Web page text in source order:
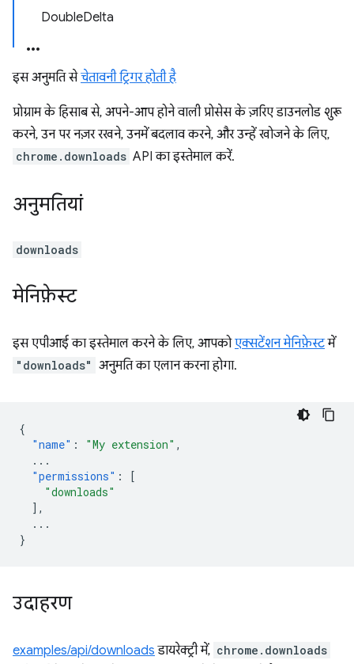
DoubleDelta
इस अनुमति सेचेतावनी ट्रिगर होती है
प्रोग्राम के हिसाब से, अपने-आप होने वाली प्रोसेस के ज़रिए डाउनलोड शुरू
करने, उन पर नज़र रखने, उनमें बदलाव करने, और उन्हें खोजने के लिए,
chrome.downloads API का इस्तेमाल करें.
अनुमतियां
downloads
मेनिफ़ेस्ट
इस एपीआई का इस्तेमाल करने के लिए, आपकोएक्सटेंशन मेनिफ़ेस्टमें
"downloads" अनुमति का एलान करना होगा.
{
"name" : "My extension" ,
...
"permissions" :
[
"downloads"
],
...
}
उदाहरण
examples/api/downloads डायरेक्ट्री में, chrome.downloads